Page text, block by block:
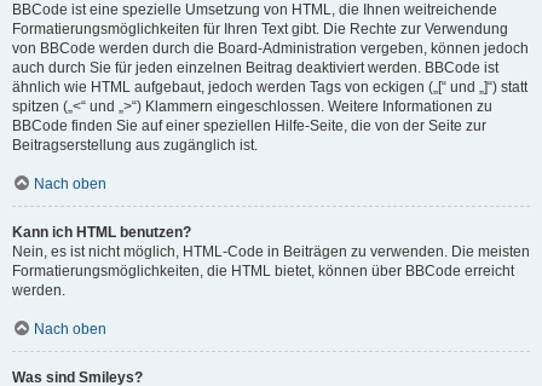
BBCode ist eine spezielle Umsetzung von HTML, die Ihnen weitreichende
Formatierungsmöglichkeiten für Ihren Text gibt. Die Rechte zur Verwendung
von BBCode werden durch die Board-Administration vergeben, können jedoch
auch durch Sie für jeden einzelnen Beitrag deaktiviert werden. BBCode ist
ähnlich wie HTML aufgebaut, jedoch werden Tags von eckigen („[“ und „]“) statt
spitzen („<“ und „>“) Klammern eingeschlossen. Weitere Informationen zu
BBCode finden Sie auf einer speziellen Hilfe-Seite, die von der Seite zur
Beitragserstellung aus zugänglich ist.
Nach oben
Kann ich HTML benutzen?
Nein, es ist nicht möglich, HTML-Code in Beiträgen zu verwenden. Die meisten
Formatierungsmöglichkeiten, die HTML bietet, können über BBCode erreicht
werden.
Nach oben
Was sind Smileys?